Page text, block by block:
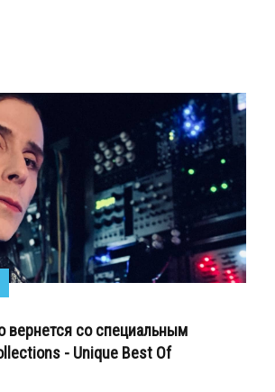
вернется со специальным
- Unique Best Of